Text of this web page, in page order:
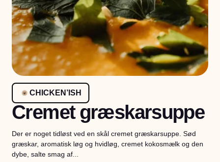
CHICKEN’ISH
Cremet græskarsuppe
Der er noget tidløst ved en skål cremet græskarsuppe. Sød
græskar, aromatisk løg og hvidløg, cremet kokosmælk og den
dybe, salte smag af...